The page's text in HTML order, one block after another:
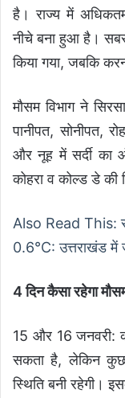
है। राज्य में
नीचे बना हुआ है।
किया गया, जबकि
मौसम विभाग ने
पानीपत, सोनीपत,
और नूह में सर्दी का
कोहरा व कोल्ड डे की
Also Read This:
0.6°C: उत्तराखंड में
4 दिन कैसा रहेगा
15 और 16 जनवरी:
सकता है, लेकिन कुछ
स्थिति बनी रहेगी।